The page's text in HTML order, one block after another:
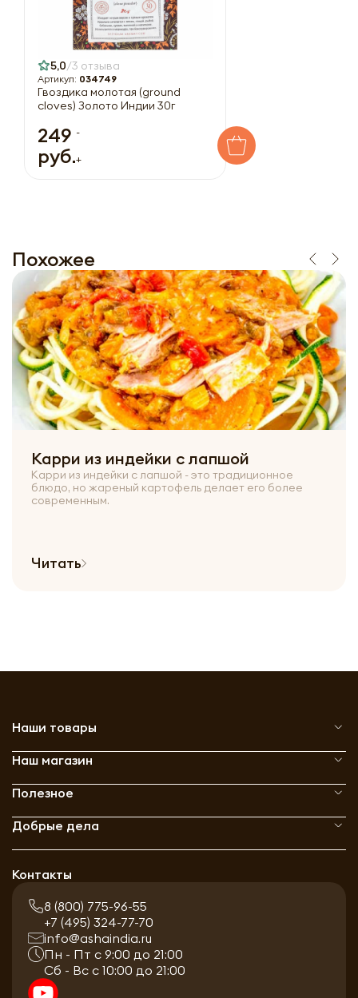
5,0 3 отзыва
Артикул: 034749
Гвоздика молотая (ground
cloves) Золото Индии 30г
249
руб.
-
+
Похожее
Карри из индейки с лапшой
Карри из индейки с лапшой - это традиционное
блюдо, но жареный картофель делает его более
современным.
Читать
Наши товары
Наш магазин
Полезное
Добрые дела
Контакты
8 (800) 775-96-55
+7 (495) 324-77-70
info@ashaindia.ru
Пн - Пт с 9:00 до 21:00
Сб - Вс с 10:00 до 21:00